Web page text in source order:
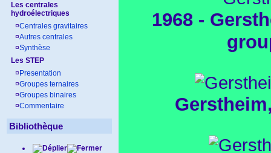
Les centrales
hydroélectriques
¤Centrales gravitaires
¤Autres centrales
¤Synthèse
Les STEP
¤ Presentation
¤Groupes ternaires
¤Groupes binaires
¤Commentaire
Bibliothèque
1968 -